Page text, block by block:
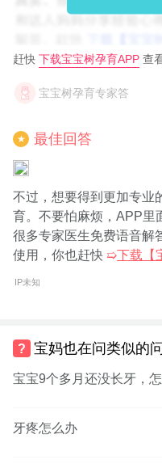
赶快 下载宝宝树孕育APP 查
宝宝树孕育专家答
★ 最佳回答
不过，想要得到更加专业
育。不要怕麻烦，APP里
很多专家医生免费语音解
使用，你也赶快 ➯下载【
IP未知
宝妈也在问类似的
宝宝9个多月还没长牙，
牙疼怎么办